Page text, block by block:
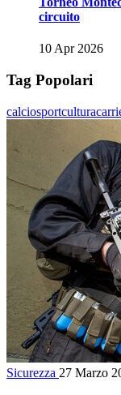
circuito
10 Apr 2026
Tag Popolari
calciosportcultura
Sicurezza 27 Marzo